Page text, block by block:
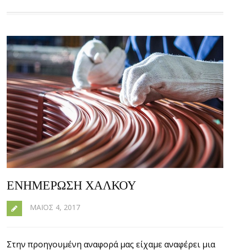
ΕΝΗΜΈΡΩΣΗ ΧΑΛΚΟΥ
ΜΆΙΟΣ 4, 2017
Στην προηγουμένη αναφορά μας είχαμε αναφέρει μια